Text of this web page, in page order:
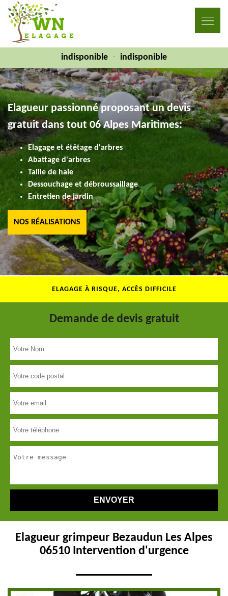
indisponible - indisponible
Elagueur passionné proposant un devis
gratuit dans tout 06 Alpes Maritimes:
Elagage et étêtage d'arbres
Abattage d'arbres
Taille de haie
Dessouchage et débroussaillage
Entretien de jardin
NOS RÉALISATIONS
ELAGAGE À RISQUE, ACCÈS DIFFICILE
Demande de devis gratuit
Elagueur grimpeur Bezaudun Les Alpes
06510 Intervention d'urgence